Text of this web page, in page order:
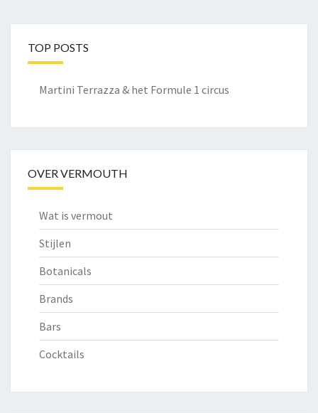
TOP POSTS
Martini Terrazza & het Formule 1 circus
OVER VERMOUTH
Wat is vermout
Stijlen
Botanicals
Brands
Bars
Cocktails